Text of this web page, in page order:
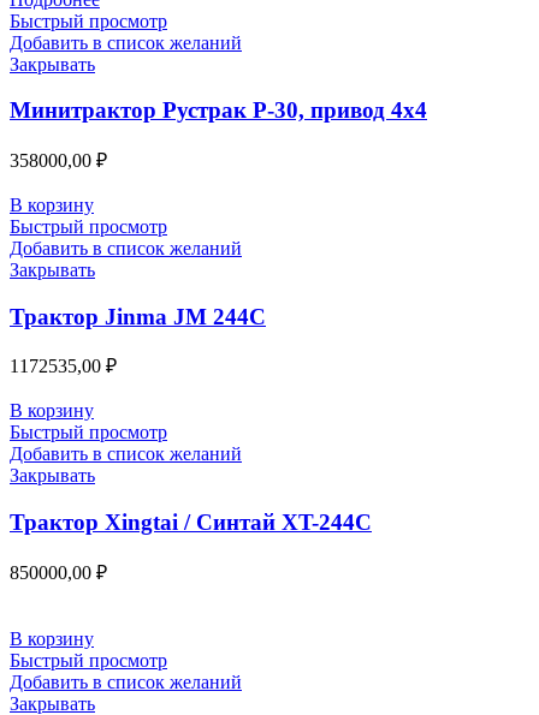
Быстрый просмотр
Добавить в список желаний
Закрывать
Минитрактор Рустрак Р-30, привод 4х4
358000,00 ₽
В корзину
Быстрый просмотр
Добавить в список желаний
Закрывать
Трактор Jinma JM 244C
1172535,00 ₽
В корзину
Быстрый просмотр
Добавить в список желаний
Закрывать
Трактор Xingtai / Синтай XT-244С
850000,00 ₽
В корзину
Быстрый просмотр
Добавить в список желаний
Закрывать